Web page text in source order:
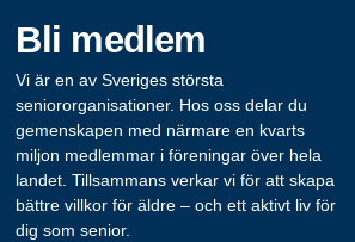
Bli medlem
Vi är en av Sveriges största
seniororganisationer. Hos oss delar du
gemenskapen med närmare en kvarts
miljon medlemmar i föreningar över hela
landet. Tillsammans verkar vi för att skapa
bättre villkor för äldre – och ett aktivt liv för
dig som senior.